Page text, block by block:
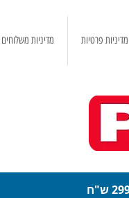
מדיניות פרטיות מדיניות